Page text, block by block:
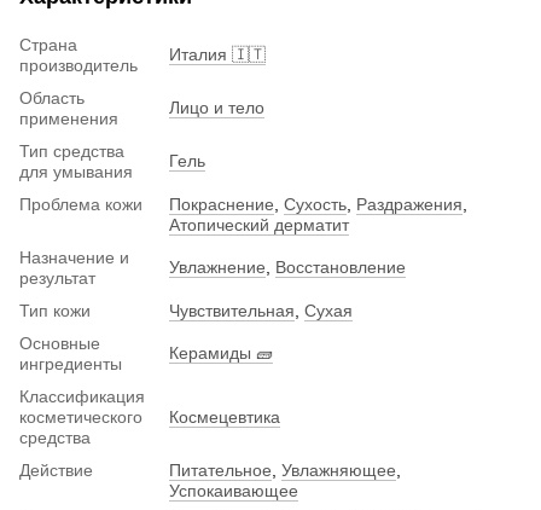
Страна
производитель
Италия 🇮🇹
Область
применения
Лицо и тело
Тип средства
для умывания
Гель
Проблема кожи Покраснение Сухость Раздражения
Атопический дерматит
Назначение и
результат
Увлажнение Восстановление
Тип кожи Чувствительная Сухая
Основные
ингредиенты
Керамиды 🧱
Классификация
косметического
средства
Космецевтика
Действие Питательное Увлажняющее
Успокаивающее